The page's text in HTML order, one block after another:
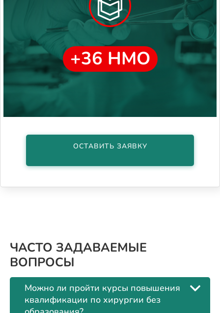
+36 НМО
ОСТАВИТЬ ЗАЯВКУ
ЧАСТО ЗАДАВАЕМЫЕ
ВОПРОСЫ
Можно ли пройти курсы повышения
квалификации по хирургии без